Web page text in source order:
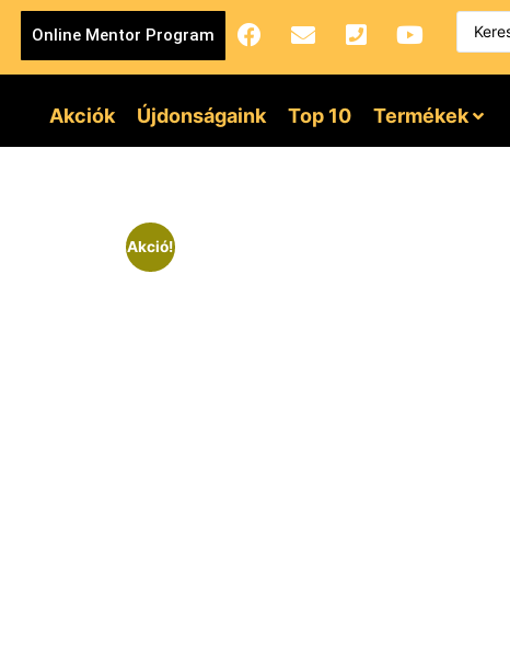
Online Mentor Program
Akciók Újdonságaink Top 10 Termékek
Akció!